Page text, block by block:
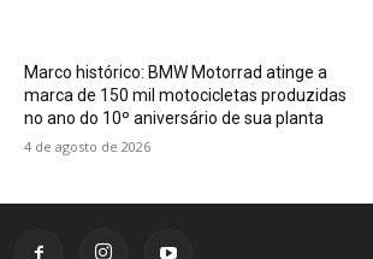
Marco histórico: BMW Motorrad atinge a
marca de 150 mil motocicletas produzidas
no ano do 10º aniversário de sua planta
4 de agosto de 2026